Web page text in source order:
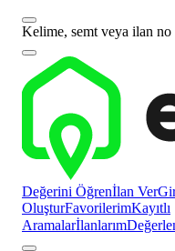
Kelime, semt veya ilan no
Değerini Öğrenİlan Ver
OluşturFavorilerimKayıtlı
Aramalarİlanlarım